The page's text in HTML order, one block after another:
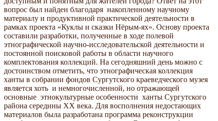
вопрос был найден благодаря накопленному научному
материалу и продуктивной практической деятельности в
рамках проекта «Куклы и сказки Нёрым-ях». Основу проекта
составили разработки, полученные в ходе полевой
этнографической научно-исследовательской деятельности и
постоянной поисковой работы в области научного
комплектования коллекций. На сегодняшний день можно с
достоинством отметить, что этнографическая коллекция
ханты в собрании фондов Сургутского краеведческого музея
является хоть и немногочисленной, но отражающей
основные этнокультурные особенности ханты Сургутского
района середины ХХ века. Для восполнения недостающих
материалов была разработана программа реконструкции